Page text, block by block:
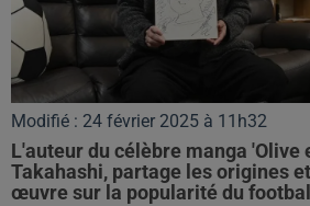
Modifié : 24 février 2025 à 11h32
L'auteur du célèbre manga 'Olive
Takahashi, partage les origines
œuvre sur la popularité du